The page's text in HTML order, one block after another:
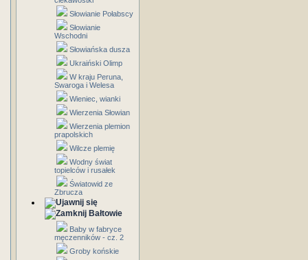
Słowianie Połabscy
Słowianie
Wschodni
Słowiańska dusza
Ukraiński Olimp
W kraju Peruna,
Swaroga i Welesa
Wieniec, wianki
Wierzenia Słowian
Wierzenia plemion
prapolskich
Wilcze plemię
Wodny świat
topielców i rusałek
Światowid ze
Zbrucza
Bałtowie
Baby w fabryce
męczenników - cz. 2
Groby końskie